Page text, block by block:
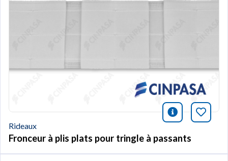
icono
Rideaux
Fronceur à plis plats pour tringle à passants